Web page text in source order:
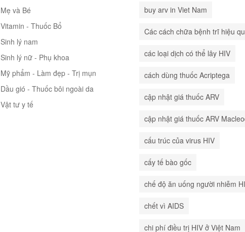
Mẹ và Bé
Vitamin - Thuốc Bổ
Sinh lý nam
Sinh lý nữ - Phụ khoa
Mỹ phẩm - Làm đẹp - Trị mụn
Dầu gió - Thuốc bôi ngoài da
Vật tư y tế
buy arv in Viet Nam
Các cách chữa bệnh trĩ hiệu
các loại dịch có thể lây HIV
cách dùng thuốc Acriptega
cập nhật giá thuốc ARV
cập nhật giá thuốc ARV
cấu trúc của virus HIV
cấy tế bào gốc
chế độ ăn uống người nhiễm
chết vì AIDS
chi phí điều trị HIV ở Việt Nam